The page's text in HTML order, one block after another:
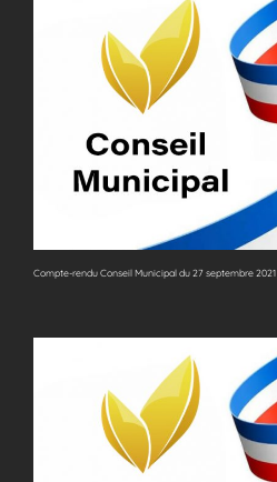
Compte-rendu Conseil Municipal du 27 septembre 2021